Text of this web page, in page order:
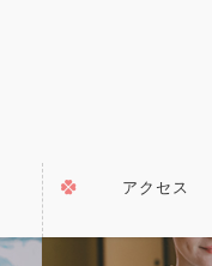
アクセス